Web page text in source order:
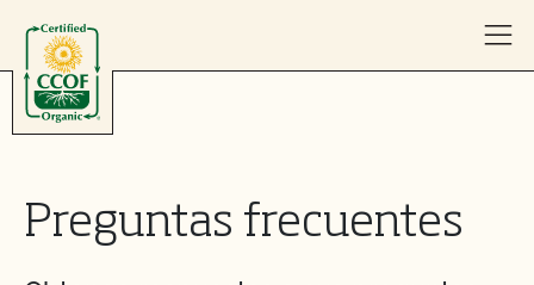
Preguntas frecuentes